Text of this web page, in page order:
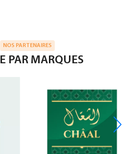
NOS PARTENAIRES
PAR MARQUES